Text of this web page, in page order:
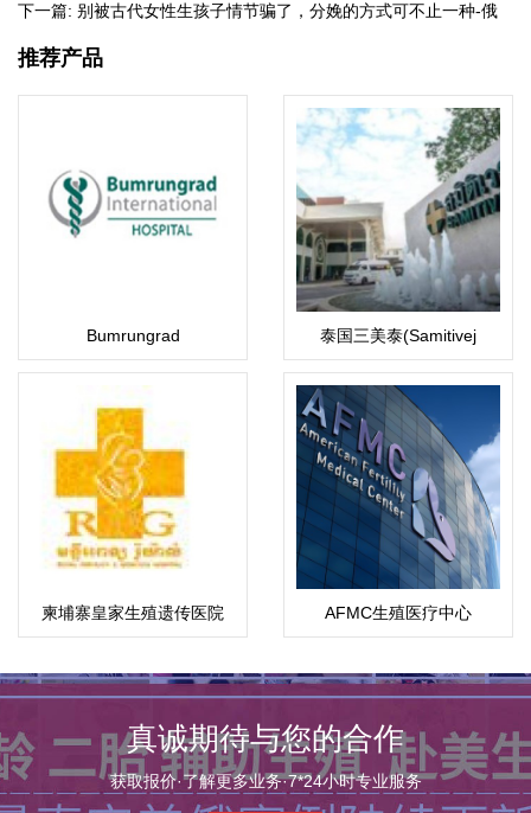
斯试管婴儿
下一篇: 别被古代女性生孩子情节骗了，分娩的方式可不止一种-俄
罗斯试管婴儿
推荐产品
Bumrungrad
泰国三美泰(Samitivej
Hospital)
柬埔寨皇家生殖遗传医院 AFMC生殖医疗中心
真诚期待与您的合作
获取报价·了解更多业务·7*24小时专业服务